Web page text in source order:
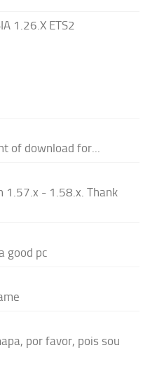
1.26.X ETS2
of download for...
1.57.x - 1.58.x. Thank
good pc
por favor, pois sou